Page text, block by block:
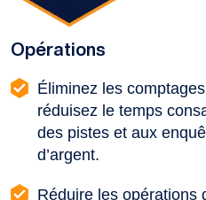
Opérations
Éliminez les
réduisez le temps
des pistes et aux
d’argent.
Réduire les opérations